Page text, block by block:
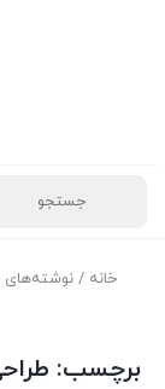
خانه / نوشته‌های
برچسب: